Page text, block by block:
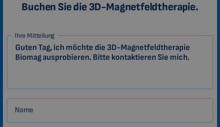
Buchen Sie die 3D-Magnetfeldtherapie.
1-
DE
Zákazník
Ihre Mitteilung
Name